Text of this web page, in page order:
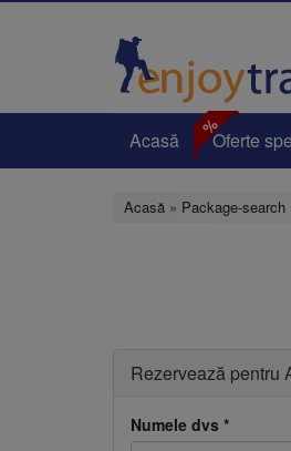
Acasă
%
Oferte
Acasă » Package-search
Ascundere
Rezervează pentru
Numele dvs *